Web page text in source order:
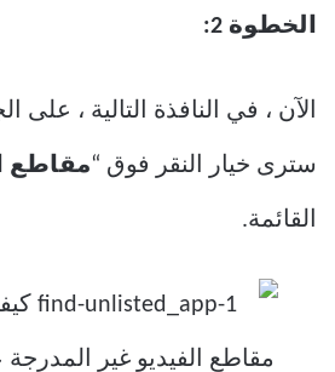
الخطوة 2:
الآن ، في النافذة التالية ، على
سترى خيار النقر فوق “مقاطع
القائمة.